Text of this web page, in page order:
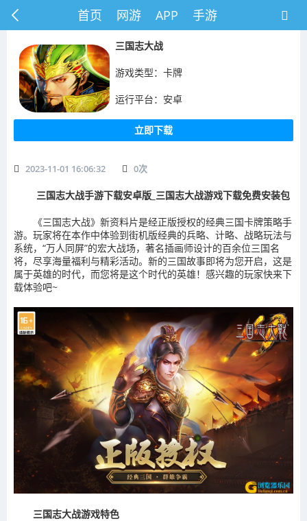
首页 网游 APP 手游
​三国志大战
游戏类型：卡牌
运行平台：安卓
立即下载
2023-11-01 16:06:32 0次
三国志大战手游下载安卓版_三国志大战游戏下载免费安装包
《三国志大战》新资料片是经正版授权的经典三国卡牌策略手
游。玩家将在本作中体验到街机版经典的兵略、计略、战略玩法与
系统，“万人同屏”的宏大战场，著名插画师设计的百余位三国名
将，尽享海量福利与精彩活动。新的三国故事即将为您开启，这是
属于英雄的时代，而您将是这个时代的英雄！感兴趣的玩家快来下
载体验吧~
三国志大战游戏特色